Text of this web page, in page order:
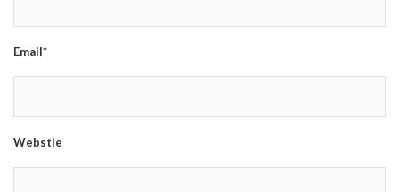
Email*
Webstie